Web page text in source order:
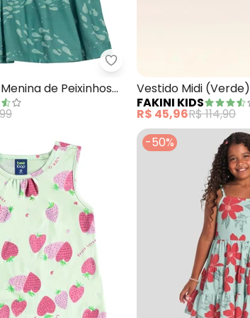
Fadas Encantadas (Verde)
Brandili - Vestido Infantil
de Peixinhos
Vestido Midi (Verde)
FAKINI KIDS
R$ 45,96R$ 114,90
-50%